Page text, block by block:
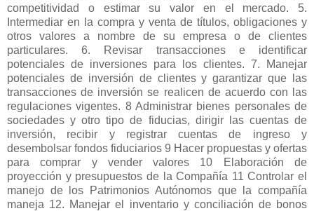
competitividad o estimar su valor en el mercado. 5.
Intermediar en la compra y venta de títulos, obligaciones y
otros valores a nombre de su empresa o de clientes
particulares. 6. Revisar transacciones e identificar
potenciales de inversiones para los clientes. 7. Manejar
potenciales de inversión de clientes y garantizar que las
transacciones de inversión se realicen de acuerdo con las
regulaciones vigentes. 8 Administrar bienes personales de
sociedades y otro tipo de fiducias, dirigir las cuentas de
inversión, recibir y registrar cuentas de ingreso y
desembolsar fondos fiduciarios 9 Hacer propuestas y ofertas
para comprar y vender valores 10 Elaboración de
proyección y presupuestos de la Compañía 11 Controlar el
manejo de los Patrimonios Autónomos que la compañía
maneja 12. Manejar el inventario y conciliación de bonos